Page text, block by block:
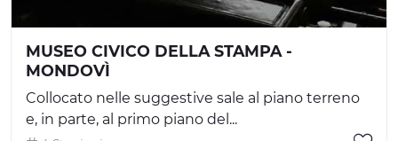
MUSEO CIVICO DELLA STAMPA -
MONDOVÌ
Collocato nelle suggestive sale al piano terreno
e, in parte, al primo piano del...